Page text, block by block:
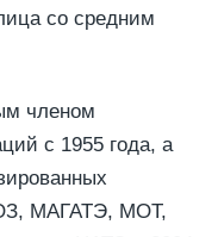
со средним
членом
с 1955 года, а
МАГАТЭ, МОТ,